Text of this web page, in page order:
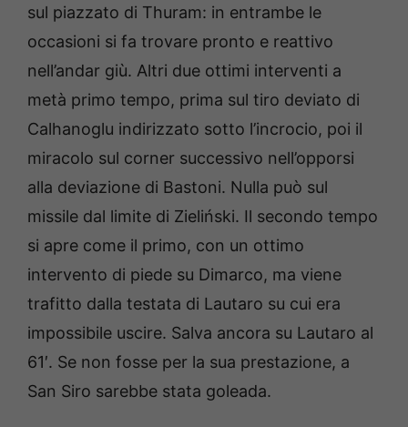
sul piazzato di Thuram: in entrambe le
occasioni si fa trovare pronto e reattivo
nell’andar giù. Altri due ottimi interventi a
metà primo tempo, prima sul tiro deviato di
Calhanoglu indirizzato sotto l’incrocio, poi il
miracolo sul corner successivo nell’opporsi
alla deviazione di Bastoni. Nulla può sul
missile dal limite di Zieliński. Il secondo tempo
si apre come il primo, con un ottimo
intervento di piede su Dimarco, ma viene
trafitto dalla testata di Lautaro su cui era
impossibile uscire. Salva ancora su Lautaro al
61′. Se non fosse per la sua prestazione, a
San Siro sarebbe stata goleada.